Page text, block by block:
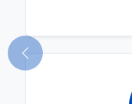
Previous